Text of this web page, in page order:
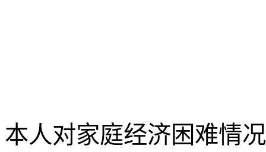
本人对家庭经济困难情